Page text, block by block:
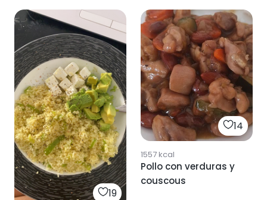
19
14
1557kcal
Pollo con verduras y
couscous